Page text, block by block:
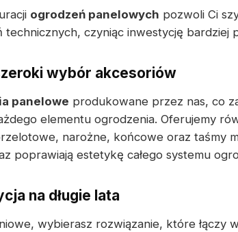
ogrodzeń panelowych pozwoli Ci
czyniąc inwestycję bardziej
wybór akcesoriów
panelowe produkowane przez nas, co
elementu ogrodzenia. Oferujemy
narożne, końcowe oraz taśmy
poprawiają estetykę całego systemu
na długie lata
wybierasz rozwiązanie, które łączy